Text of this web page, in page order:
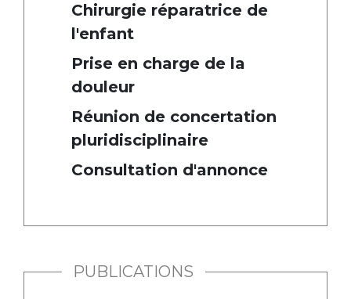
Chirurgie réparatrice de
l'enfant
Prise en charge de la
douleur
Réunion de concertation
pluridisciplinaire
Consultation d'annonce
PUBLICATIONS